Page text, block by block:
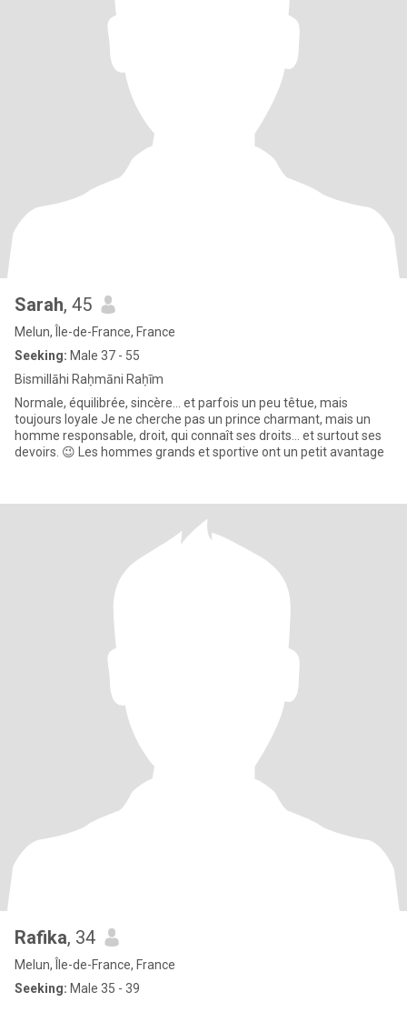
Sarah, 45
Melun, Île-de-France, France
Seeking: Male 37 - 55
Bismillāhi Raḥmāni Raḥīm
Normale, équilibrée, sincère… et parfois un peu têtue, mais
toujours loyale Je ne cherche pas un prince charmant, mais un
homme responsable, droit, qui connaît ses droits… et surtout ses
devoirs. 😉 Les hommes grands et sportive ont un petit avantage
Rafika, 34
Melun, Île-de-France, France
Seeking: Male 35 - 39